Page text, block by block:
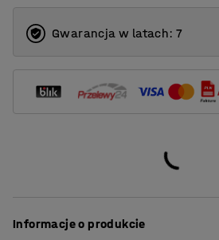
Gwarancja w latach: 7
Informacje o produkcie